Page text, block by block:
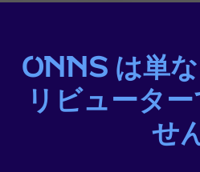
ONNS は単
リビュータ
せ